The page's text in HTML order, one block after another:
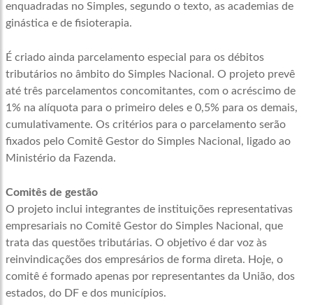
enquadradas no Simples, segundo o texto, as academias de
ginástica e de fisioterapia.
É criado ainda parcelamento especial para os débitos
tributários no âmbito do Simples Nacional. O projeto prevê
até três parcelamentos concomitantes, com o acréscimo de
1% na alíquota para o primeiro deles e 0,5% para os demais,
cumulativamente. Os critérios para o parcelamento serão
fixados pelo Comitê Gestor do Simples Nacional, ligado ao
Ministério da Fazenda.
Comitês de gestão
O projeto inclui integrantes de instituições representativas
empresariais no Comitê Gestor do Simples Nacional, que
trata das questões tributárias. O objetivo é dar voz às
reinvindicações dos empresários de forma direta. Hoje, o
comitê é formado apenas por representantes da União, dos
estados, do DF e dos municípios.